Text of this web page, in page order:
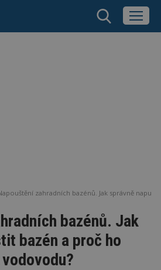
zahradních bazénů. Jak správně
bazénů. Jak
bazén a proč ho